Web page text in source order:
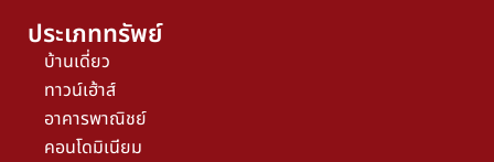
ประเภททรัพย์
บ้านเดี่ยว
ทาวน์เฮ้าส์
อาคารพาณิชย์
คอนโดมิเนียม